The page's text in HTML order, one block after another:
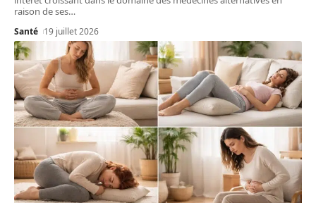
raison de ses…
Santé 19 juillet 2026